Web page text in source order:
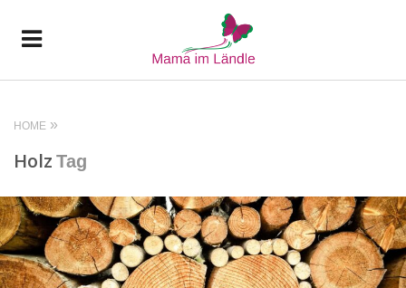
HOME
Holz Tag